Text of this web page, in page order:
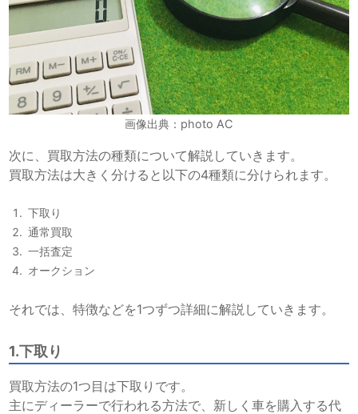
画像出典：photo AC
次に、買取方法の種類について解説していきます。
買取方法は大きく分けると以下の4種類に分けられます。
下取り
通常買取
一括査定
オークション
それでは、特徴などを1つずつ詳細に解説していきます。
1.下取り
買取方法の1つ目は下取りです。
主にディーラーで行われる方法で、新しく車を購入する代